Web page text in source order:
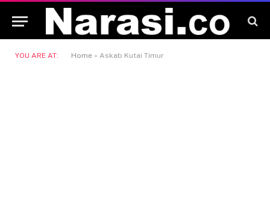
YOU ARE AT: Home » Askab Kutai Timur